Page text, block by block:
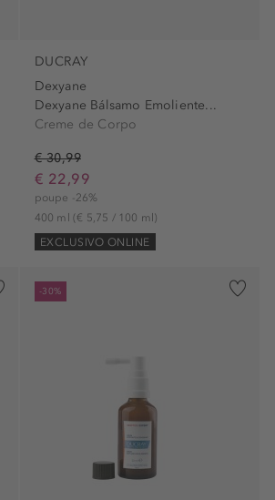
DUCRAY
Dexyane
Dexyane Bálsamo Emoliente...
Creme de Corpo
€ 30,99
€ 22,99
poupe -26%
400 ml (€ 5,75 / 100 ml)
EXCLUSIVO ONLINE
-30%